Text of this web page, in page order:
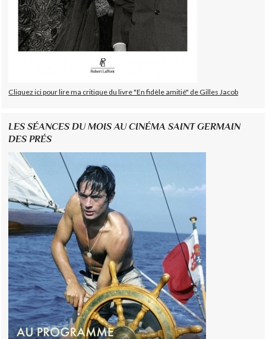
Cliquez ici pour lire ma critique du livre "En fidèle amitié" de Gilles Jacob
LES SÉANCES DU MOIS AU CINÉMA SAINT GERMAIN
DES PRÉS